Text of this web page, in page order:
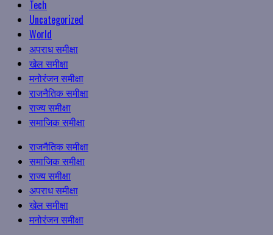
Tech
Uncategorized
World
अपराध समीक्षा
खेल समीक्षा
मनोरंजन समीक्षा
राजनैतिक समीक्षा
राज्य समीक्षा
समाजिक समीक्षा
Primary
Menu
राजनैतिक समीक्षा
समाजिक समीक्षा
राज्य समीक्षा
अपराध समीक्षा
खेल समीक्षा
मनोरंजन समीक्षा